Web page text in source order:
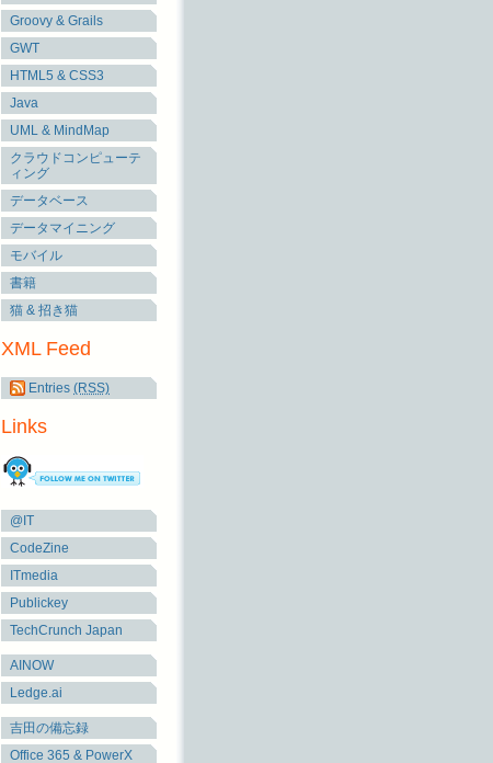
Groovy & Grails
GWT
HTML5 & CSS3
Java
UML & MindMap
クラウドコンピューテ
ィング
データベース
データマイニング
モバイル
書籍
猫 & 招き猫
XML Feed
Entries (RSS)
Links
@IT
CodeZine
ITmedia
Publickey
TechCrunch Japan
AINOW
Ledge.ai
吉田の備忘録
Office 365 & PowerX